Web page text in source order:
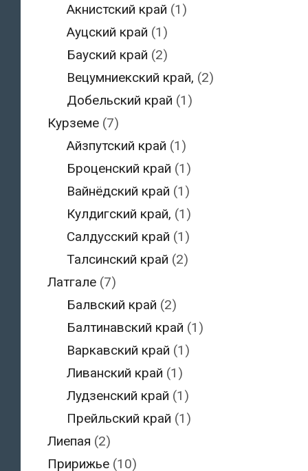
Акнистский край (1)
Ауцский край (1)
Бауский край (2)
Вецумниекский край, (2)
Добельский край (1)
Курземе(7)
Айзпутский край (1)
Броценский край (1)
Вайнёдский край (1)
Кулдигский край, (1)
Салдусский край (1)
Талсинский край (2)
Латгале(7)
Балвский край (2)
Балтинавский край (1)
Варкавский край (1)
Ливанский край (1)
Лудзенский край (1)
Прейльский край (1)
Лиепая (2)
Пририжье(10)